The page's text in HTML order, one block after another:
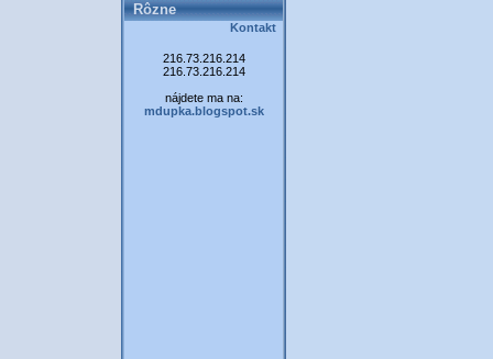
Rôzne
Kontakt
216.73.216.214
216.73.216.214
nájdete ma na:
mdupka.blogspot.sk